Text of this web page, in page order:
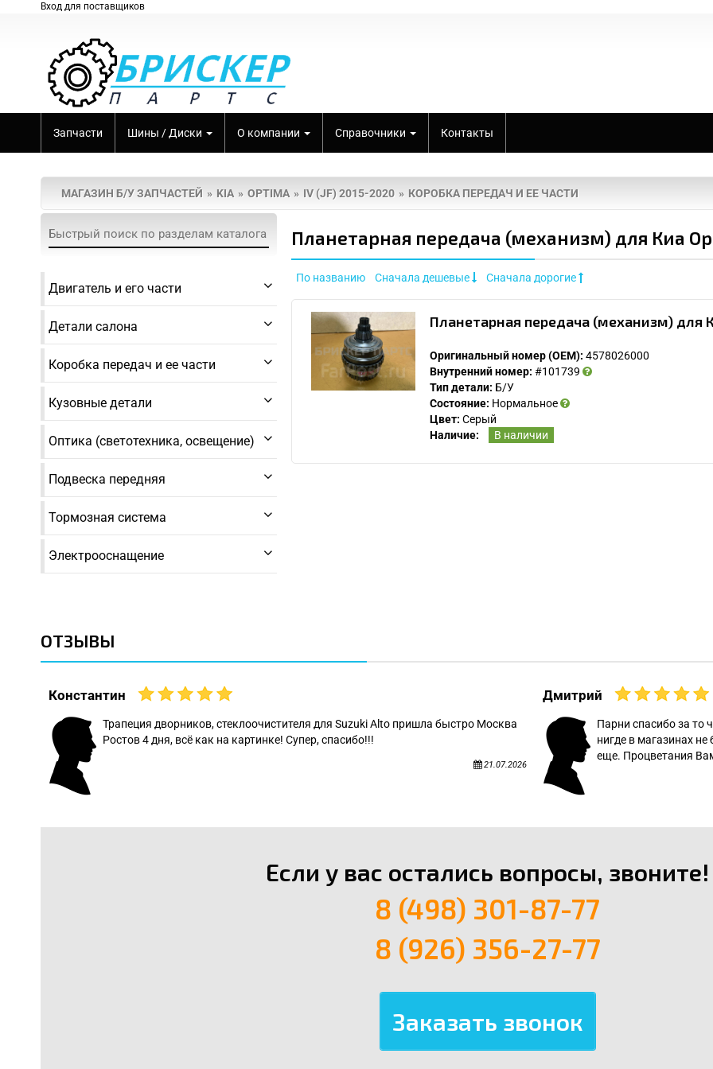
Вход для поставщиков
Запчасти Шины / Диски О компании Справочники Контакты
МАГАЗИН Б/У ЗАПЧАСТЕЙ KIA OPTIMA IV (JF) 2015-2020 КОРОБКА ПЕРЕДАЧ И ЕЕ ЧАСТИ
Двигатель и его части
Детали салона
Коробка передач и ее части
Кузовные детали
Оптика (светотехника, освещение)
Подвеска передняя
Тормозная система
Электрооснащение
Планетарная передача (механизм) для Киа
По названию Сначала дешевые Сначала дорогие
Планетарная передача (механизм) для
Оригинальный номер (OEM): 4578026000
Внутренний номер: #101739
Тип детали: Б/У
Состояние: Нормальное
Цвет: Серый
Наличие:
В наличии
ОТЗЫВЫ
Константин
Трапеция дворников, стеклоочистителя для Suzuki Alto пришла быстро Москва
Ростов 4 дня, всё как на картинке! Супер, спасибо!!!
21.07.2026
Дмитрий
Парни спасибо за то
нигде в магазинах
еще. Процветания
Если у вас остались вопросы, звоните!
8 (498) 301-87-77
8 (926) 356-27-77